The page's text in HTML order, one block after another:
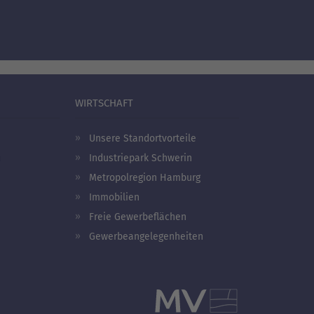
WIRTSCHAFT
Unsere Standortvorteile
Industriepark Schwerin
Metropolregion Hamburg
Immobilien
Freie Gewerbeflächen
Gewerbeangelegenheiten